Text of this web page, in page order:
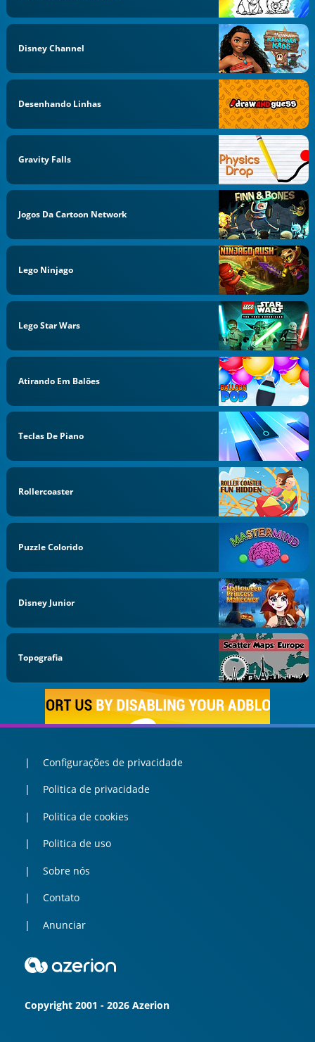
Disney Channel
Desenhando Linhas
Gravity Falls
Jogos Da Cartoon Network
Lego Ninjago
Lego Star Wars
Atirando Em Balões
Teclas De Piano
Rollercoaster
Puzzle Colorido
Disney Junior
Topografia
Configurações de privacidade
Politica de privacidade
Politica de cookies
Politica de uso
Sobre nós
Contato
Anunciar
Copyright 2001 - 2026 Azerion